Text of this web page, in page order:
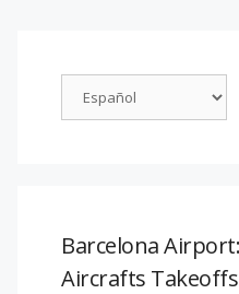
Barcelona
Aircrafts